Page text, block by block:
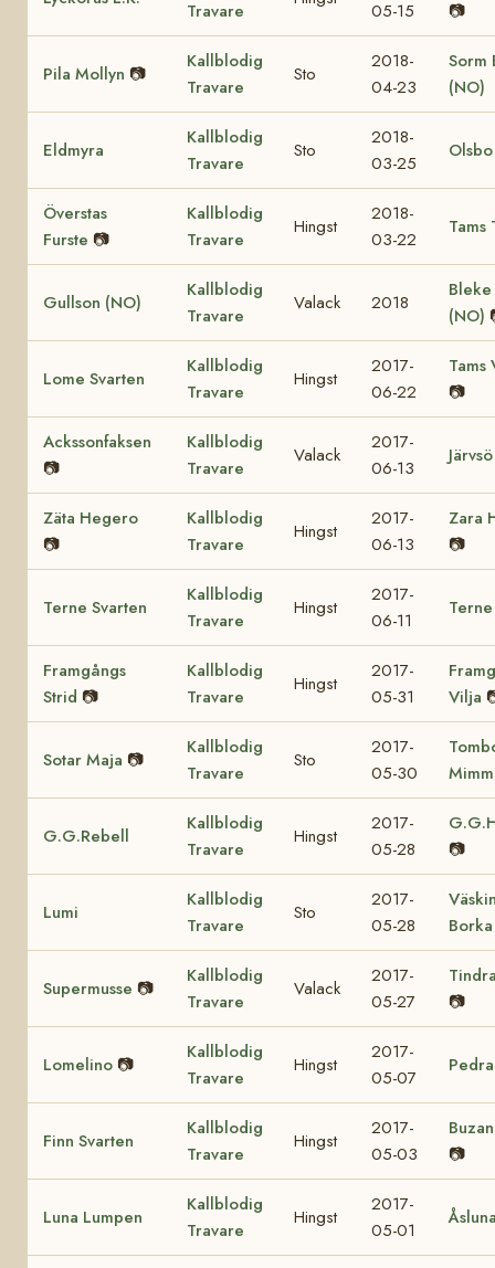
Travare
05-15
📷
Pila Mollyn 📷
Kallblodig
Travare
Sto
2018-
04-23
Sorm
(NO)
Eldmyra
Kallblodig
Travare
Sto
2018-
03-25
Överstas
Furste 📷
Kallblodig
Travare
Hingst
2018-
03-22
Tams
Gullson (NO)
Kallblodig
Travare
Valack 2018
(NO)
Lome Svarten
Kallblodig
Travare
Hingst
2017-
06-22
Tams
📷
Ackssonfaksen
📷
Kallblodig
Travare
Valack
2017-
06-13
Zäta Hegero
📷
Kallblodig
Travare
Hingst
2017-
06-13
Zara
📷
Terne Svarten
Kallblodig
Travare
Hingst
2017-
06-11
Framgångs
Strid 📷
Kallblodig
Travare
Hingst
2017-
05-31
Vilja
Sotar Maja 📷
Kallblodig
Travare
Sto
2017-
05-30
G.G.Rebell
Kallblodig
Travare
Hingst
2017-
05-28
📷
Lumi
Kallblodig
Travare
Sto
2017-
05-28
Borka
Supermusse 📷
Kallblodig
Travare
Valack
2017-
05-27
📷
Lomelino 📷
Kallblodig
Travare
Hingst
2017-
05-07
Pedra
Finn Svarten
Kallblodig
Travare
Hingst
2017-
05-03
📷
Luna Lumpen
Kallblodig
Travare
Hingst
2017-
05-01